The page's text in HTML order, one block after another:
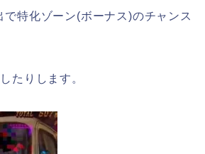
特化ゾーン(ボーナス)のチャンス
たりします。